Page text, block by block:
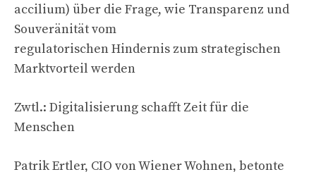
accilium) über die Frage, wie Transparenz und
Souveränität vom
regulatorischen Hindernis zum strategischen
Marktvorteil werden
Zwtl.: Digitalisierung schafft Zeit für die
Menschen
Patrik Ertler, CIO von Wiener Wohnen, betonte